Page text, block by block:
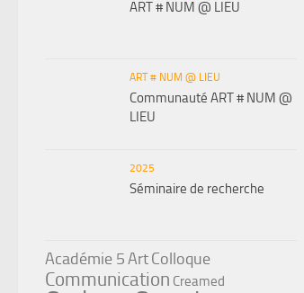
ART # NUM @ LIEU
ART # NUM @ LIEU
Communauté ART # NUM @
LIEU
2025
Séminaire de recherche
Académie 5ArtColloque
Communication Creamed